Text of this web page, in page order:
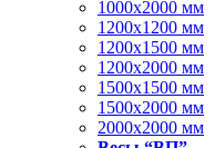
1000x2000 мм
1200x1200 мм
1200x1500 мм
1200x2000 мм
1500x1500 мм
1500x2000 мм
2000x2000 мм